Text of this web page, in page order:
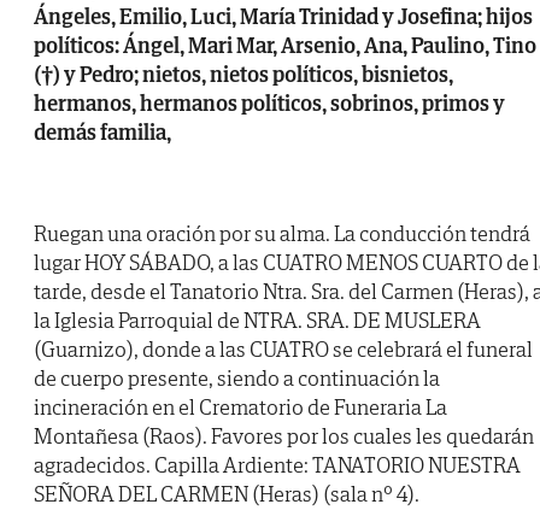
Ángeles, Emilio, Luci, María Trinidad y Josefina; hijos
políticos: Ángel, Mari Mar, Arsenio, Ana, Paulino, Tino
(†) y Pedro; nietos, nietos políticos, bisnietos,
hermanos, hermanos políticos, sobrinos, primos y
demás familia,
Ruegan una oración por su alma. La conducción tendrá
lugar HOY SÁBADO, a las CUATRO MENOS CUARTO de
tarde, desde el Tanatorio Ntra. Sra. del Carmen (Heras),
la Iglesia Parroquial de NTRA. SRA. DE MUSLERA
(Guarnizo), donde a las CUATRO se celebrará el funeral
de cuerpo presente, siendo a continuación la
incineración en el Crematorio de Funeraria La
Montañesa (Raos). Favores por los cuales les quedarán
agradecidos. Capilla Ardiente: TANATORIO NUESTRA
SEÑORA DEL CARMEN (Heras) (sala nº 4).